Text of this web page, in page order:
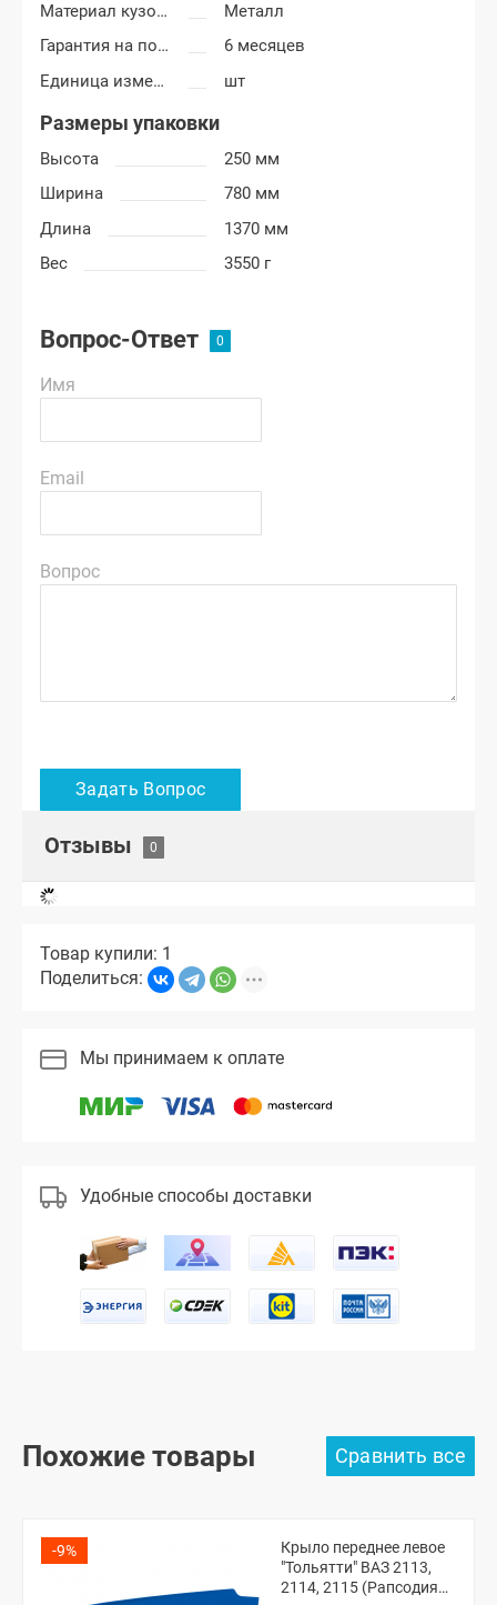
Материал кузовных деталей
Металл
Гарантия на покраску
6 месяцев
Единица измерения
шт
Размеры упаковки
Высота
250 мм
Ширина
780 мм
Длина
1370 мм
Вес
3550 г
Вопрос-Ответ
Имя
Email
Вопрос
Отзывы
Товар купили: 1
Поделиться:
Мы принимаем к оплате
Удобные способы доставки
Похожие товары
-9%
Крыло переднее левое
"Тольятти" ВАЗ 2113,
2114, 2115 (Рапсодия